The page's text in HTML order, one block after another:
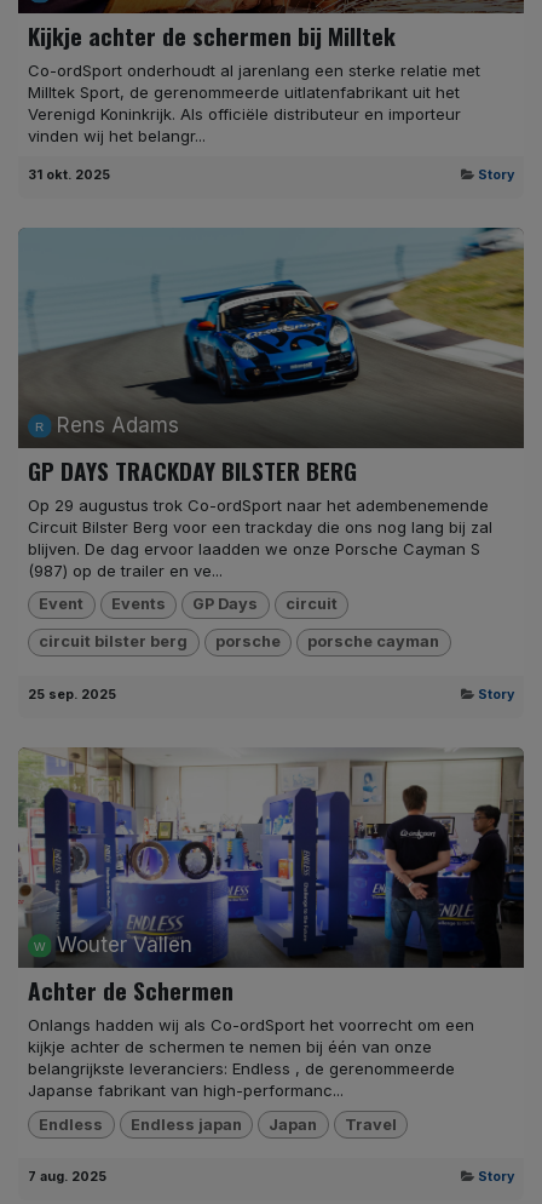
Kijkje achter de schermen bij Milltek
Co-ordSport onderhoudt al jarenlang een sterke relatie met
Milltek Sport, de gerenommeerde uitlatenfabrikant uit het
Verenigd Koninkrijk. Als officiële distributeur en importeur
vinden wij het belangr...
31 okt. 2025 Story
Rens Adams
GP DAYS TRACKDAY BILSTER BERG
Op 29 augustus trok Co-ordSport naar het adembenemende
Circuit Bilster Berg voor een trackday die ons nog lang bij zal
blijven. De dag ervoor laadden we onze Porsche Cayman S
(987) op de trailer en ve...
Event Events GP Days circuit
circuit bilster berg porsche porsche cayman
25 sep. 2025 Story
Wouter Vallen
Achter de Schermen
Onlangs hadden wij als Co-ordSport het voorrecht om een
kijkje achter de schermen te nemen bij één van onze
belangrijkste leveranciers: Endless , de gerenommeerde
Japanse fabrikant van high-performanc...
Endless Endless japan Japan Travel
7 aug. 2025 Story